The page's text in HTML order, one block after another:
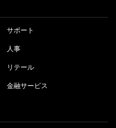
サポート
人事
リテール
金融サービス